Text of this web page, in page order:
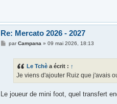
Re: Mercato 2026 - 2027
MparCampana »09 mai 2026, 18:13
Le Tchè a écrit : ↑
Je viens d'ajouter Ruiz que j'avais
Le joueur de mini foot, quel transfert